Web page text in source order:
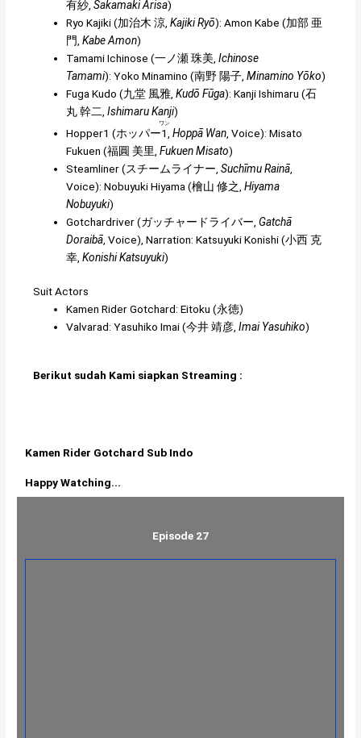
有紗 Sakamaki Arisa)
Ryo Kajiki (加治木 涼 Kajiki Ryō):Amon Kabe (加部 亜
門 Kabe Amon)
Tamami Ichinose (一ノ瀬 珠美 Ichinose
Tamami): Yoko Minamino (南野 陽子 Minamino Yōko)
Fuga Kudo (九堂 風雅 Kudō Fūga):Kanji Ishimaru (石
丸 幹二 Ishimaru Kanji)
Hopper1 (ホッパー1
ワン
Hoppā Wan , Voice): Misato
Fukuen (福圓 美里 Fukuen Misato)
Steamliner (スチームライナー Suchīmu Rainā
Voice): Nobuyuki Hiyama (檜山 修之 Hiyama
Nobuyuki)
Gotchardriver (ガッチャードライバー Gatchā
Doraibā , Voice), Narration: Katsuyuki Konishi (小西 克
幸 Konishi Katsuyuki)
Suit Actors
Kamen Rider Gotchard: Eitoku (永徳)
Valvarad: Yasuhiko Imai (今井 靖彦 Imai Yasuhiko)
Berikut sudah Kami siapkan Streaming :
Kamen Rider Gotchard Sub Indo
Happy Watching...
Episode 27